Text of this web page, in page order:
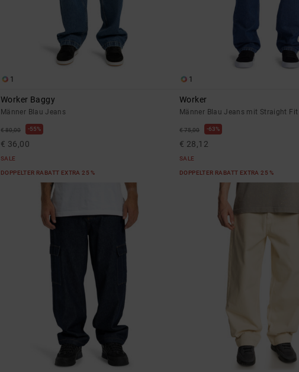
1
Worker Baggy
Männer Blau Jeans
€ 80,00 55%
€ 36,00
SALE
DOPPELTER RABATT EXTRA 25 %
1
Worker
Männer Blau Jeans mit Straight Fit
€ 75,00 63%
€ 28,12
SALE
DOPPELTER RABATT EXTRA 25 %